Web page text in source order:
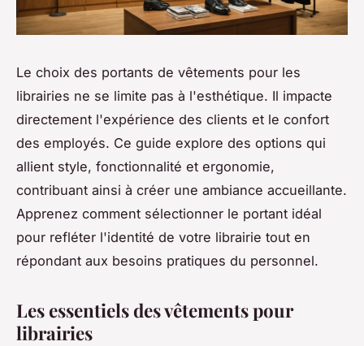
Le choix des portants de vêtements pour les
librairies ne se limite pas à l'esthétique. Il impacte
directement l'expérience des clients et le confort
des employés. Ce guide explore des options qui
allient style, fonctionnalité et ergonomie,
contribuant ainsi à créer une ambiance accueillante.
Apprenez comment sélectionner le portant idéal
pour refléter l'identité de votre librairie tout en
répondant aux besoins pratiques du personnel.
Les essentiels des vêtements pour
librairies